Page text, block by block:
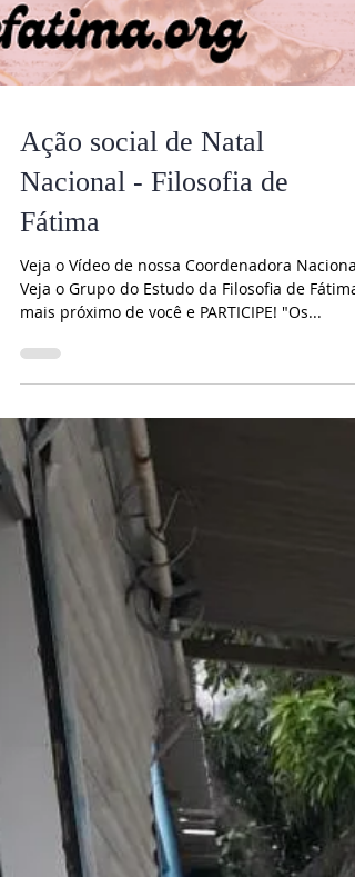
Ação social de Natal
Nacional - Filosofia de
Fátima
Veja o Vídeo de nossa Coordenadora Nacional.
Veja o Grupo do Estudo da Filosofia de Fátima
mais próximo de você e PARTICIPE! "Os...